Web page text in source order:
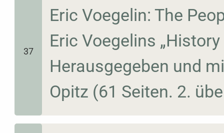
37
Eric Voegelin: The
Eric Voegelins
Herausgegeben und
Opitz (61 Seiten. 2.